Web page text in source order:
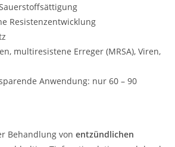
Resistenzentwicklung
multiresistene Erreger (MRSA), Viren,
Anwendung: nur 60 – 90
Behandlung von entzündlichen